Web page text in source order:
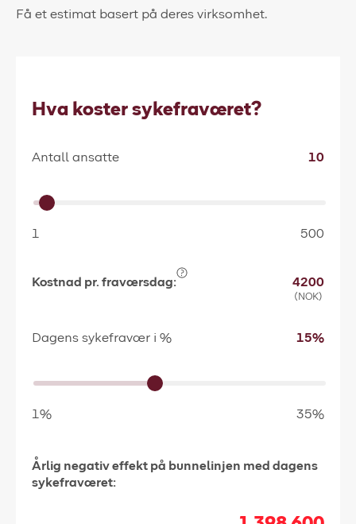
Få et estimat basert på deres virksomhet.
Hva koster sykefraværet?
Antall ansatte 10
1 500
Kostnad pr. fraværsdag: 4200
(NOK)
Dagens sykefravær i % 15%
1% 35%
Årlig negativ effekt på bunnelinjen med dagens
sykefraværet: